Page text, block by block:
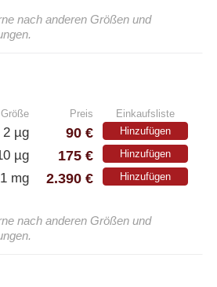
nach anderen Größen und
Größe Preis Einkaufsliste
2 µg 90 € Hinzufügen
µg 175 € Hinzufügen
1 mg 2.390 € Hinzufügen
nach anderen Größen und